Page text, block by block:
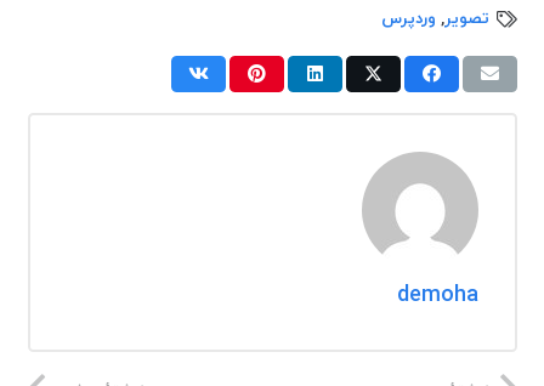
تصویر, وردپرس
demoha